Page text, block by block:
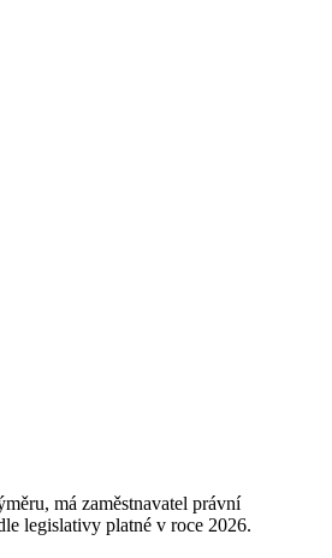
má zaměstnavatel právní
legislativy platné v roce 2026.